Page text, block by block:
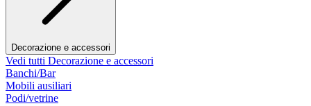
Decorazione e accessori
Vedi tutti Decorazione e accessori
Banchi/Bar
Mobili ausiliari
Podi/vetrine